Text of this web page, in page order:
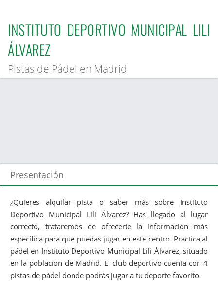
INSTITUTO DEPORTIVO MUNICIPAL LILI
ÁLVAREZ
Pistas de Pádel en Madrid
Presentación
¿Quieres alquilar pista o saber más sobre Instituto
Deportivo Municipal Lili Álvarez? Has llegado al lugar
correcto, trataremos de ofrecerte la información más
específica para que puedas jugar en este centro. Practica al
pádel en Instituto Deportivo Municipal Lili Álvarez, situado
en la población de Madrid. El club deportivo cuenta con 4
pistas de pádel donde podrás jugar a tu deporte favorito.